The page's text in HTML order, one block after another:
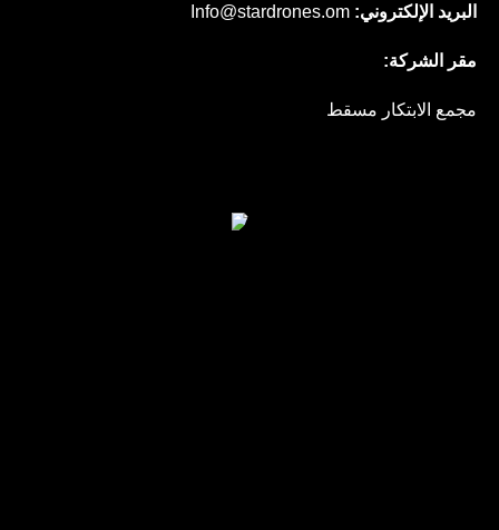
سباقات متقدمة لأفضل الطيارين
البريد الإلكتروني: Info@stardrones.om
مقر الشركة:
مجمع الابتكار مسقط